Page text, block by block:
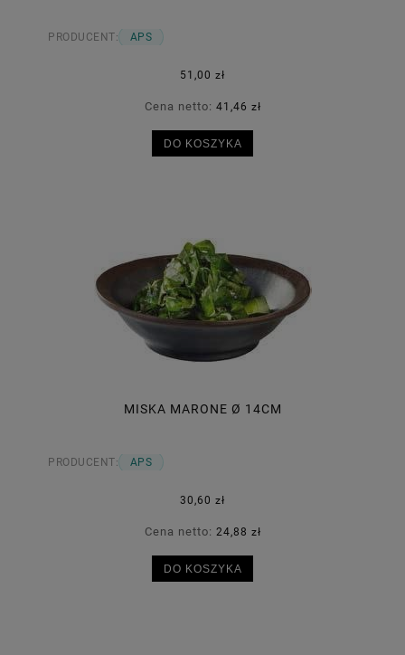
PRODUCENT: APS
51,00 zł
Cena netto: 41,46 zł
DO KOSZYKA
MISKA MARONE Ø 14CM
PRODUCENT: APS
30,60 zł
Cena netto: 24,88 zł
DO KOSZYKA